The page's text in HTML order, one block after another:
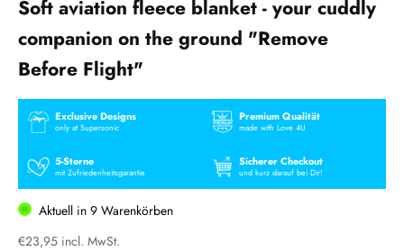
Soft aviation fleece blanket - your cuddly
companion on the ground "Remove
Before Flight"
Exclusive Designs
only at Supersonic
Premium Qualität
made with Love 4U
5-Sterne
mit Zufriedenheitsgarantie
Sicherer Checkout
und kurz darauf bei Dir!
Aktuell in 9 Warenkörben
Sale price
€23,95 incl. MwSt.